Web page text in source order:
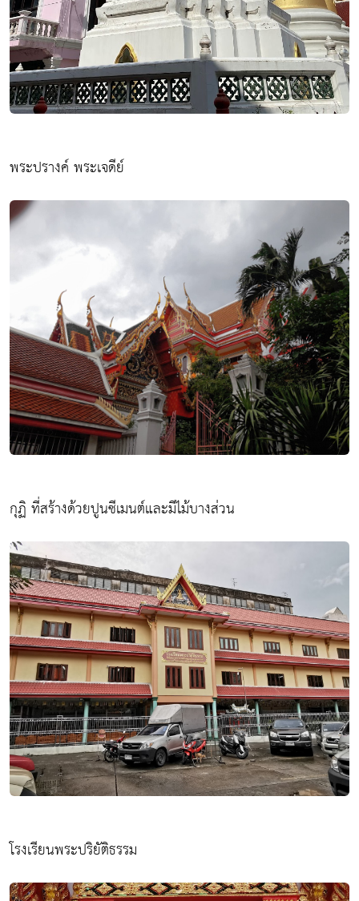
พระปรางค์ พระเจดีย์
กุฏิ ที่สร้างด้วยปูนซีเมนต์และมีไม้บางส่วน
โรงเรียนพระปริยัติธรรม